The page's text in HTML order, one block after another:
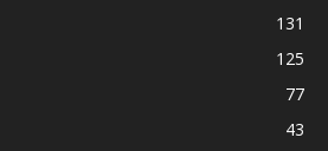
131
125
77
43